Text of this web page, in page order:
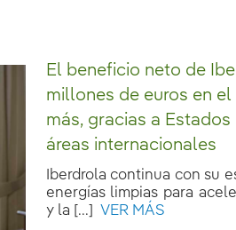
El beneficio neto de
millones de euros en
más, gracias a
áreas internacionales
Iberdrola continua con su
energías limpias para
y la [...]
VER MÁS